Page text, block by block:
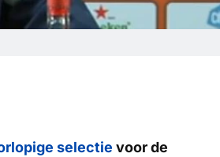
selectie voor de